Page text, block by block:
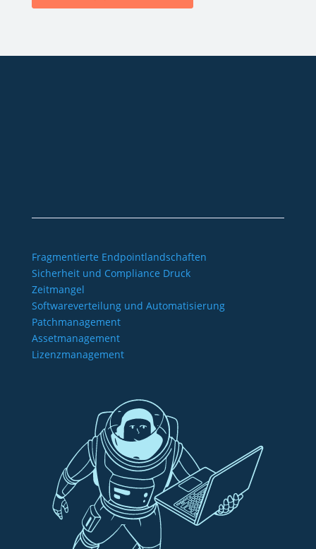
Fragmentierte Endpointlandschaften
Sicherheit und Compliance Druck
Zeitmangel
Softwareverteilung und Automatisierung
Patchmanagement
Assetmanagement
Lizenzmanagement